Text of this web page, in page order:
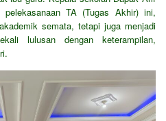
TA (Tugas Akhir) ini,
semata, tetapi juga menjadi
lulusan dengan keterampilan,